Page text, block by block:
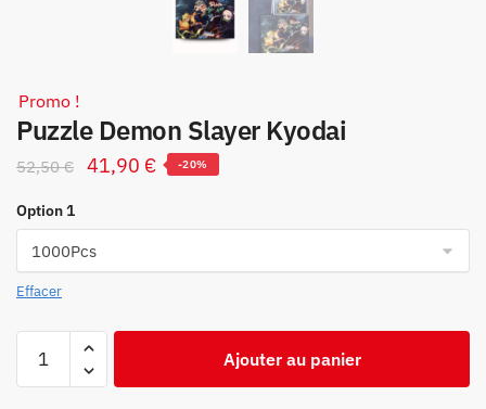
Promo !
Puzzle Demon Slayer Kyodai
52,50€ Le
était :
41,90 €Le
-20%
Option 1
Effacer
Ajouter au panier